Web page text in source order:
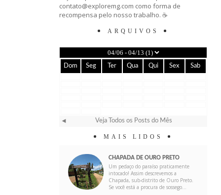
contato@exploremg.com como forma de
recompensa pelo nosso trabalho. ☕️
ARQUIVOS
Dom Seg Ter Qua Qui Sex Sab
◄ Veja Todos os Posts do Mês
MAIS LIDOS
CHAPADA DE OURO PRETO
Um pedaço do paraíso praticamente
intocado! Assim descrevemos a
Chapada, sub-distrito de Ouro Preto.
Se você está a procura de sossego...